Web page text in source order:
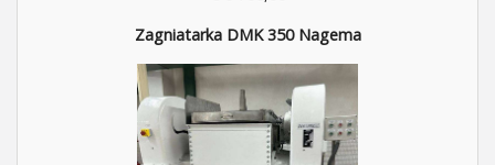
Zagniatarka DMK 350 Nagema